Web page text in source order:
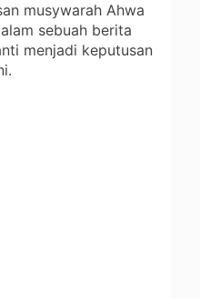
musywarah Ahwa
sebuah berita
menjadi keputusan